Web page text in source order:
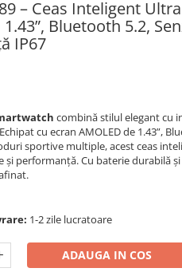
– Ceas Inteligent
1.43”, Bluetooth 5.2,
IP67
combină stilul elegant cu
cu ecran AMOLED de 1.43”,
sportive multiple, acest ceas
performanță. Cu baterie durabilă
1-2 zile lucratoare
ADAUGA IN COS